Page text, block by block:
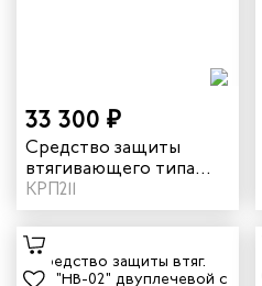
33 300 ₽
Средство защиты
втягивающего типа
«НВ-02 трос»
двуплечевое с
карабинами «Стальной
монтажный» vnt HB02C
duo 0051
КРП211